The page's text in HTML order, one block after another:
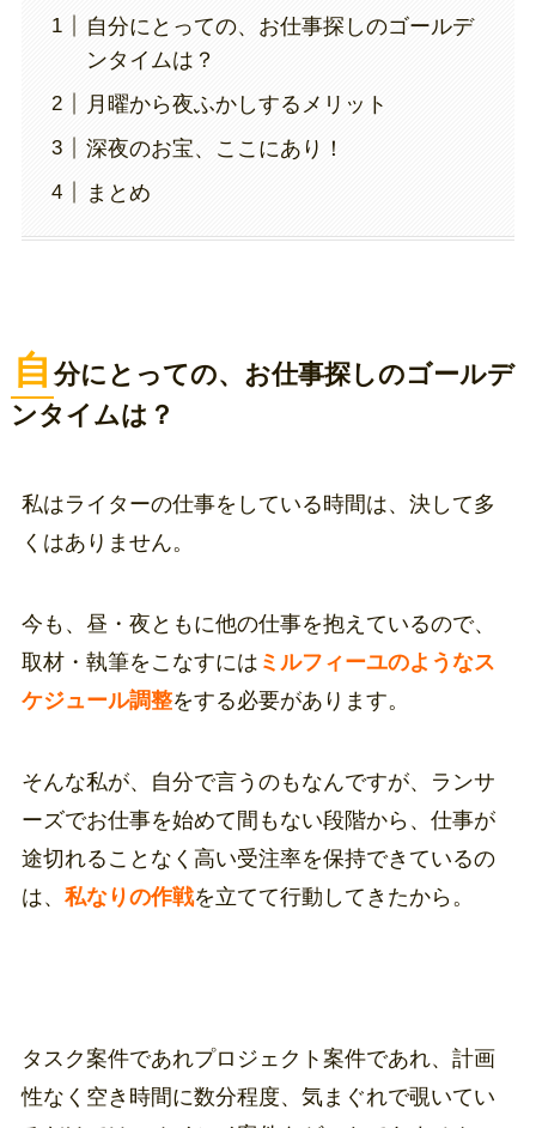
自分にとっての、お仕事探しのゴールデ
ンタイムは？
月曜から夜ふかしするメリット
深夜のお宝、ここにあり！
まとめ
自 分にとっての、お仕事探しのゴールデ
ンタイムは？
私はライターの仕事をしている時間は、決して多
くはありません。
今も、昼・夜ともに他の仕事を抱えているので、
取材・執筆をこなすには ミルフィーユのようなス
ケジュール調整をする必要があります。
そんな私が、自分で言うのもなんですが、ランサ
ーズでお仕事を始めて間もない段階から、仕事が
途切れることなく高い受注率を保持できているの
は、 私なりの作戦を立てて行動してきたから。
タスク案件であれプロジェクト案件であれ、計画
性なく空き時間に数分程度、気まぐれで覗いてい